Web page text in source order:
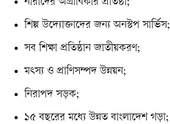
শিল্প উদ্যোক্তাদের জন্য অনস্টপ সার্ভিস;
সব শিক্ষা প্রতিষ্ঠান জাতীয়করণ;
মৎস্য ও প্রাণিসম্পদ উন্নয়ন;
নিরাপদ সড়ক;
১৫ বছরের মধ্যে উন্নত বাংলাদেশ গড়া;